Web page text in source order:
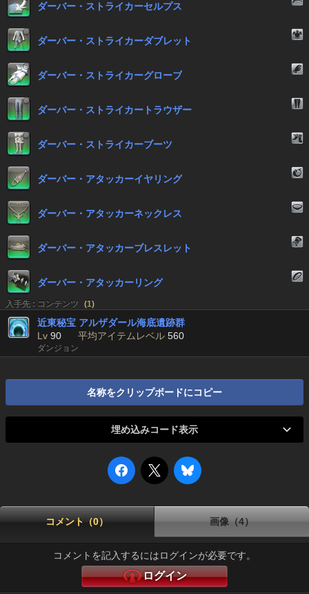
ダーバー・ストライカーセルプス
ダーバー・ストライカーダブレット
ダーバー・ストライカーグローブ
ダーバー・ストライカートラウザー
ダーバー・ストライカーブーツ
ダーバー・アタッカーイヤリング
ダーバー・アタッカーネックレス
ダーバー・アタッカーブレスレット
ダーバー・アタッカーリング
入手先 : コンテンツ (1)
近東秘宝 アルザダール海底遺跡群
Lv 90 平均アイテムレベル 560
ダンジョン
名称をクリップボードにコピー
埋め込みコード表示
コメント（0） 画像（4）
コメントを記入するにはログインが必要です。
ログイン